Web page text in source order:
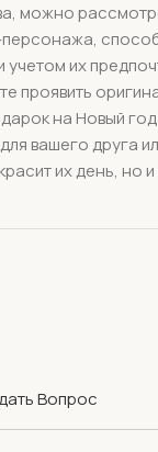
можно
их
проявить
на Новый
вашего друга
их день,
Вопрос